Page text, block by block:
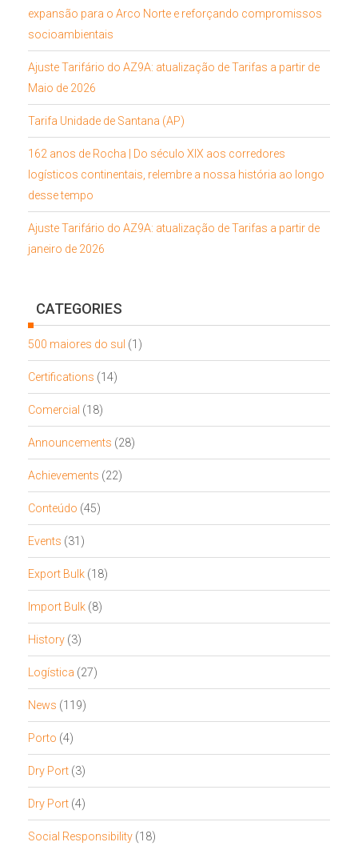
expansão para o Arco Norte e reforçando compromissos
socioambientais
Ajuste Tarifário do AZ9A: atualização de Tarifas a partir de
Maio de 2026
Tarifa Unidade de Santana (AP)
162 anos de Rocha | Do século XIX aos corredores
logísticos continentais, relembre a nossa história ao longo
desse tempo
Ajuste Tarifário do AZ9A: atualização de Tarifas a partir de
janeiro de 2026
CATEGORIES
500 maiores do sul (1)
Certifications (14)
Comercial (18)
Announcements (28)
Achievements (22)
Conteúdo (45)
Events (31)
Export Bulk (18)
Import Bulk (8)
History (3)
Logística (27)
News (119)
Porto (4)
Dry Port (3)
Dry Port (4)
Social Responsibility (18)